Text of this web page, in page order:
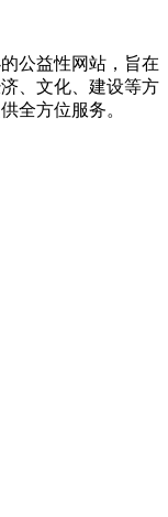
公益性网站，旨在
、文化、建设等方
全方位服务。